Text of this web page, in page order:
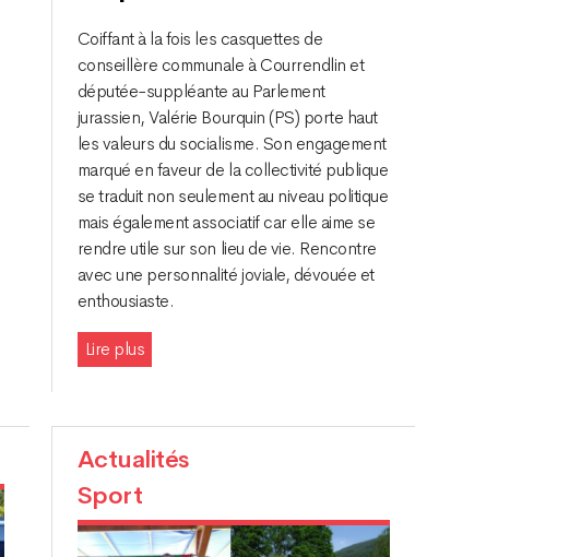
Coiffant à la fois les casquettes de
conseillère communale à Courrendlin et
députée-suppléante au Parlement
jurassien, Valérie Bourquin (PS) porte haut
les valeurs du socialisme. Son engagement
marqué en faveur de la collectivité publique
se traduit non seulement au niveau politique
mais également associatif car elle aime se
rendre utile sur son lieu de vie. Rencontre
avec une personnalité joviale, dévouée et
enthousiaste.
Lire plus
Actualités
Sport